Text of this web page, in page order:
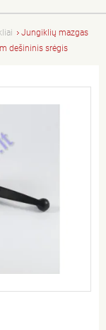
Jungiklių mazgas
dešininis srėgis